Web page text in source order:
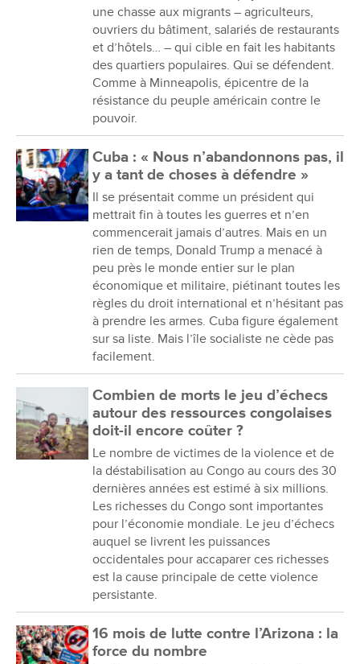
une chasse aux migrants – agriculteurs,
ouvriers du bâtiment, salariés de restaurants
et d’hôtels… – qui cible en fait les habitants
des quartiers populaires. Qui se défendent.
Comme à Minneapolis, épicentre de la
résistance du peuple américain contre le
pouvoir.
Cuba : « Nous n’abandonnons pas, il
y a tant de choses à défendre »
Il se présentait comme un président qui
mettrait fin à toutes les guerres et n’en
commencerait jamais d’autres. Mais en un
rien de temps, Donald Trump a menacé à
peu près le monde entier sur le plan
économique et militaire, piétinant toutes les
règles du droit international et n’hésitant pas
à prendre les armes. Cuba figure également
sur sa liste. Mais l’île socialiste ne cède pas
facilement.
Combien de morts le jeu d’échecs
autour des ressources congolaises
doit-il encore coûter ?
Le nombre de victimes de la violence et de
la déstabilisation au Congo au cours des 30
dernières années est estimé à six millions.
Les richesses du Congo sont importantes
pour l’économie mondiale. Le jeu d’échecs
auquel se livrent les puissances
occidentales pour accaparer ces richesses
est la cause principale de cette violence
persistante.
16 mois de lutte contre l’Arizona : la
force du nombre